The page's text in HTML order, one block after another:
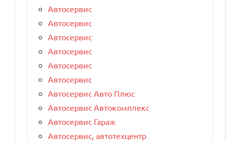
Автосервис
Автосервис
Автосервис
Автосервис
Автосервис
Автосервис
Автосервис Авто Плюс
Автосервис Автокомплекс
Автосервис Гараж
Автосервис, автотехцентр